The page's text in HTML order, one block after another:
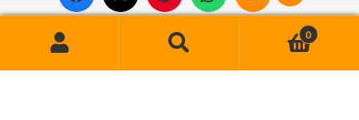
Recherche
pour :
Recherche
0